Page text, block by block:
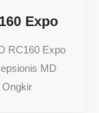
Expo
RC160 Expo
MD
Ongkir